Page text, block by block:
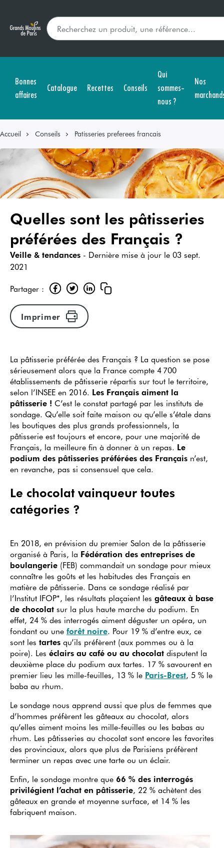
Bonnes
affaires
Catalogue Recettes Conseils
Qui
sommes-
nous ?
Nos
Accueil Conseils Patisseries preferees francais
Quelles sont les pâtisseries
préférées des Français ?
Veille & tendances - Dernière mise à jour le 03 sept.
2021
Partager :
Imprimer
La pâtisserie préférée des Français ? La question se pose
sérieusement alors que la France compte 4 700
établissements de pâtisserie répartis sur tout le territoire,
selon l’INSEE en 2016. Les Français aiment la
pâtisserie ! C’est le constat partagé par les instituts de
sondage. Qu’elle soit faite maison ou qu’elle s’étale dans
les boutiques des plus grands professionnels, la
pâtisserie est toujours et encore, pour une majorité de
Français, la meilleure fin à donner à un repas. Le
podium des pâtisseries préférées des Français n’est,
en revanche, pas si consensuel que cela.
Le chocolat vainqueur toutes
catégories ?
En 2018, en prévision du premier Salon de la pâtisserie
organisé à Paris, la Fédération des entreprises de
boulangerie (FEB) commandait un sondage pour mieux
connaître les goûts et les habitudes des Français en
matière de pâtisserie. Dans ce sondage réalisé par
l’Institut IFOP*, les résultats plaçaient les gâteaux à base
de chocolat sur la plus haute marche du podium. En
effet, 24 % des interrogés aiment déguster un opéra, un
fondant ou une forêt noire. Pour 19 % d’entre eux, ce
sont les tartes qu’ils préfèrent (aux pommes ou à la
poire). Les éclairs au café ou au chocolat disputent la
deuxième place du podium aux tartes. 17 % savourent en
premier lieu les mille-feuilles, 13 % le Paris-Brest, 5 % le
baba au rhum.
Le sondage nous apprend aussi que plus de femmes que
d’hommes préfèrent les gâteaux au chocolat, alors
qu’elles aiment moins les mille-feuilles ou les babas au
rhum. Les pâtisseries au chocolat sont encore les favorites
des provinciaux, alors que plus de Parisiens préfèrent
terminer un repas avec une tarte ou un éclair.
Enfin, le sondage montre que 66 % des interrogés
privilégient l’achat en pâtisserie, 22 % achètent des
gâteaux en grande et moyenne surface, et 14 % les
fabriquent maison.